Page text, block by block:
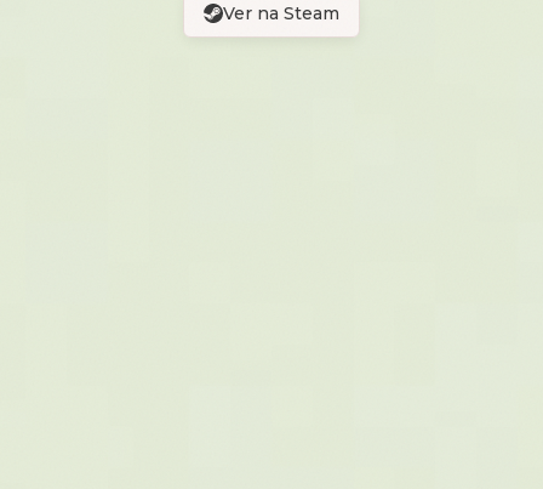
Ver na Steam